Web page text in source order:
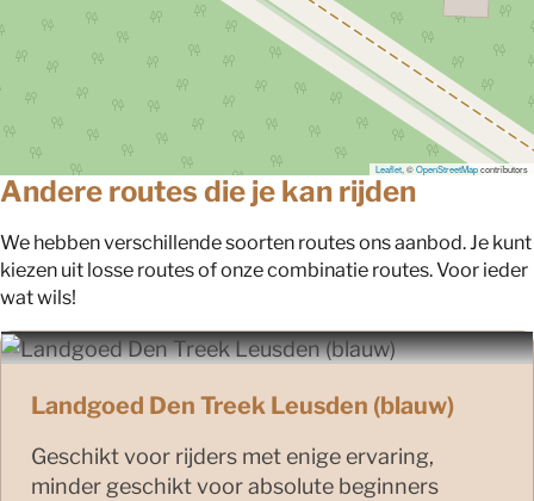
Leaflet, ©OpenStreetMapcontributors
Andere routes die je kan rijden
We hebben verschillende soorten routes ons aanbod. Je kunt
kiezen uit losse routes of onze combinatie routes. Voor ieder
wat wils!
Landgoed Den Treek Leusden (blauw)
Geschikt voor rijders met enige ervaring,
minder geschikt voor absolute beginners